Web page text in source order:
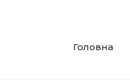
Головна